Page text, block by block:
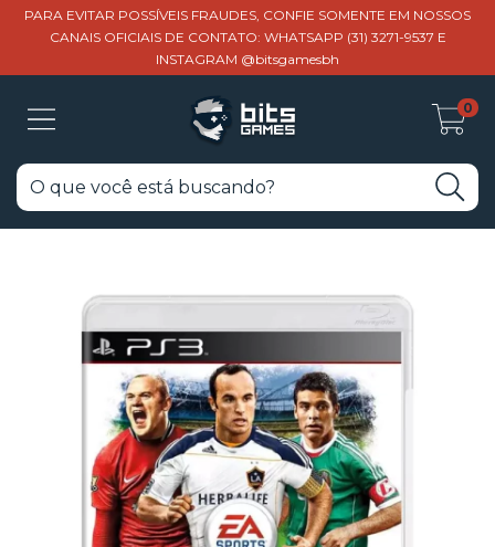
PARA EVITAR POSSÍVEIS FRAUDES, CONFIE SOMENTE EM NOSSOS
CANAIS OFICIAIS DE CONTATO: WHATSAPP (31) 3271-9537 E
INSTAGRAM @bitsgamesbh
0